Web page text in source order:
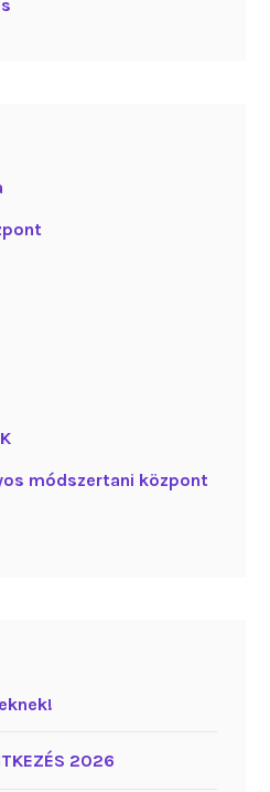
módszertani központ
2026